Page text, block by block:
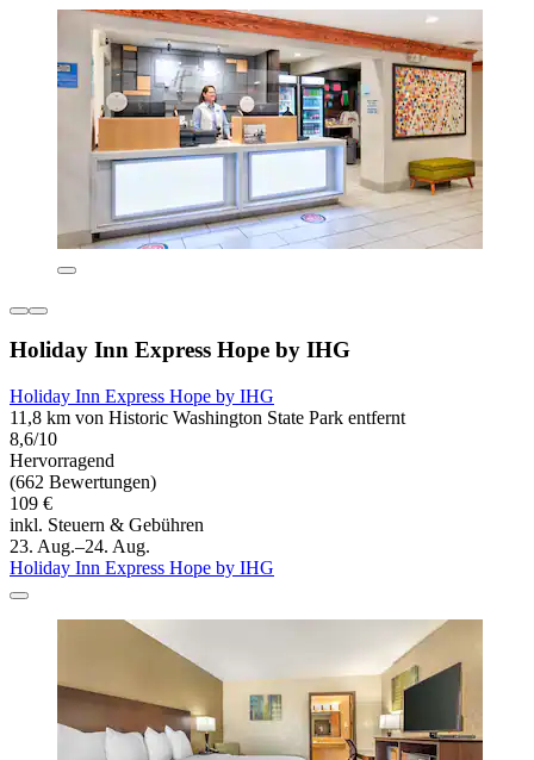
Holiday Inn Express Hope by IHG
Holiday Inn Express Hope by IHG
11,8 km von Historic Washington State Park entfernt
8,6/10
Hervorragend
(662 Bewertungen)
109 €
inkl. Steuern & Gebühren
23. Aug.–24. Aug.
Holiday Inn Express Hope by IHG